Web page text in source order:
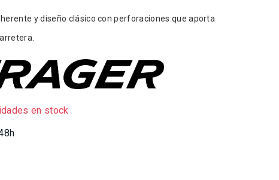
y diseño clásico con perforaciones que aporta
en stock